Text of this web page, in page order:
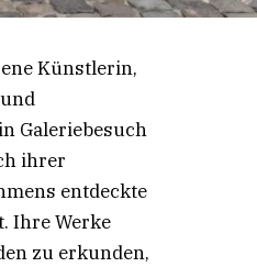
Künstlerin,
Galeriebesuch
ihrer
entdeckte
Ihre Werke
zu erkunden,